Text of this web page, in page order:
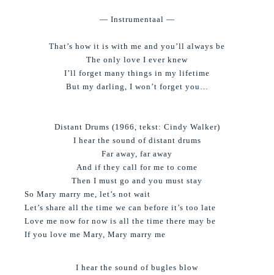
— Instrumentaal —
That’s how it is with me and you’ll always be
The only love I ever knew
I’ll forget many things in my lifetime
But my darling, I won’t forget you…
Distant Drums (1966, tekst: Cindy Walker)
I hear the sound of distant drums
Far away, far away
And if they call for me to come
Then I must go and you must stay
So Mary marry me, let’s not wait
Let’s share all the time we can before it’s too late
Love me now for now is all the time there may be
If you love me Mary, Mary marry me
I hear the sound of bugles blow